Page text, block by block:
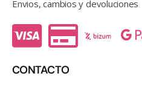
Envios, cambios y devoluciones
CONTACTO